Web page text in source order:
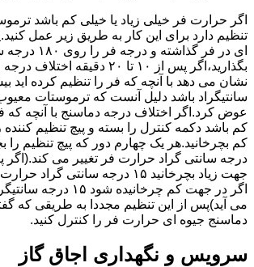
اگر حرارت فر خیلی زیاد یا خیلی کم باشد
تنظیم دارد برای این کار به طریق زیر عمل
ای در فر گذاشته و
بگذارید،اگر پس از ۱۰ تا ۲۰ دقیقه
سانتیگراد باشد دلیل آنست که ترموستات
عوض کرد.اگر اختلاف درجه دماسنج با آنچه که
کم باشد دکمه کنترل را بسته و پیچ تنظیم کننده
درجه سانتی گراد حرارت فر تغییر می کند.(اگر
جهت زیاد بچرخانید ۱۵ درجه سانتی
اگر در جهت کم چرخانیده
می آید)پس از این تنظیم مجددا به طریقی که
دماسنج جیوه ای حرارت فر را کنترل کنید.
سرویس و نگهداری اجاق گاز